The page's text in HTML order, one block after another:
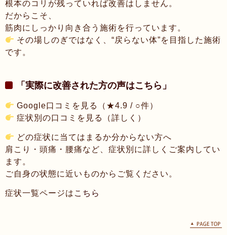
根本のコリが残っていれば改善はしません。
だからこそ、
筋肉にしっかり向き合う施術を行っています。
その場しのぎではなく、“戻らない体”を目指した施術
です。
「実際に改善された方の声はこちら」
Google口コミを見る（★4.9 / ○件）
症状別の口コミを見る（詳しく）
どの症状に当てはまるか分からない方へ
肩こり・頭痛・腰痛など、症状別に詳しくご案内してい
ます。
ご自身の状態に近いものからご覧ください。
症状一覧ページは こちら